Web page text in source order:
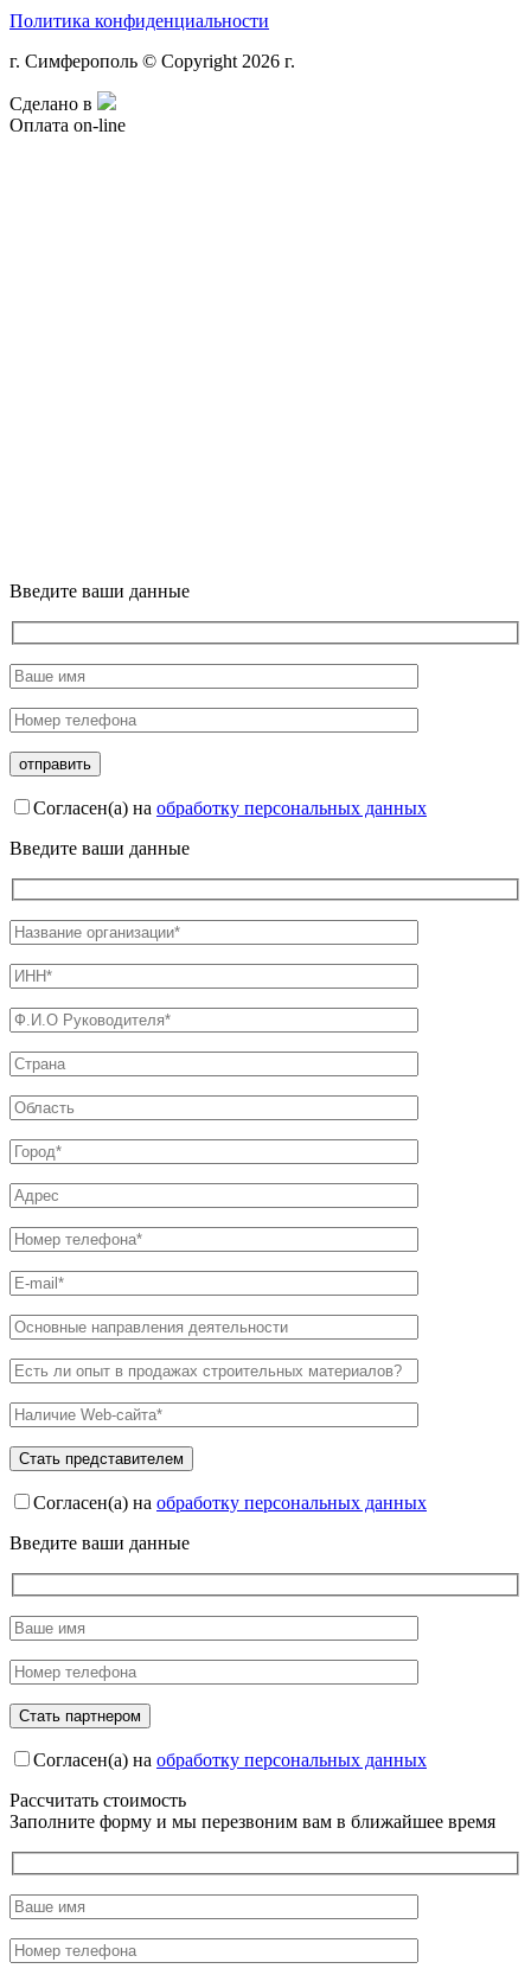
Политика конфиденциальности
г. Симферополь © Copyright 2026 г.
Сделано в
Оплата on-line
Введите ваши данные
Согласен(а) на обработку персональных данных
Введите ваши данные
Согласен(а) на обработку персональных данных
Введите ваши данные
Согласен(а) на обработку персональных данных
Рассчитать стоимость
Заполните форму и мы перезвоним вам в ближайшее время